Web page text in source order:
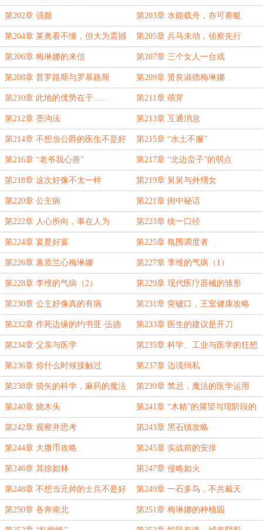
第202章 强颜 第203章 水能载舟，亦可赛艇
第204章 莱奥看不懂，但大为震撼 第205章 兵马未动，侦察先行
第206章 梅琳娜的来信 第207章 三个女人一台戏
第208章 普罗路斯与罗慕路斯 第209章 贤良淑德梅琳娜
第210章 此地的优势在于…… 第211章 萌芽
第212章 垄沟法 第213章 互通消息
第214章 不想当公爵的医生不是好
主母
第215章 “水土不服”
第216章 “老爷我心善” 第217章 “北边蛮子”的弱点
第218章 这次好像不太一样 第219章 舅舅与外甥女
第220章 公主病 第221章 闺中秘话
第222章 人心所向，事在人为 第223章 统一口径
第224章 宴是好宴 第225章 氛围调度者
第226章 蕙质兰心梅琳娜 第227章 李维的气病（1）
第228章 李维的气病（2） 第229章 现代医疗器械的雏形
第230章 公主好像真的有病 第231章 突破口，王室健康攻略
第232章 作死边缘的约书亚·伍德 第233章 医生的建议是开刀
第234章 父亲与医学 第235章 科学、工业与医学的狂想
曲
第236章 你什么时候接触过 第237章 边境缉私
第238章 箭矢的科学，麻药的魔法 第239章 禁忌，魔法的医学运用
第240章 烧木头 第241章 “木精”的展望与现阶段的
成果
第242章 观察并思考 第243章 黑石镇攻略
第244章 大撒币攻略 第245章 实战前的安排
第246章 其徐如林 第247章 侵略如火
第248章 不想当元帅的士兵不是好
将军
第249章 一石多鸟，不共戴天
第250章 各奔南北 第251章 梅琳娜的种植园